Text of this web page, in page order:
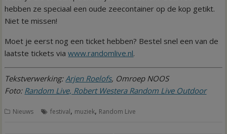
hebben ze speciaal een oude zeecontainer op de kop getikt.
Niet te missen!
Moet je eerst nog een ticket hebben? Bestel snel een van de
laatste tickets viawww.randomlive.nl.
Tekstverwerking: Arjen Roelofs, Omroep NOOS
Foto: Random Live, Robert Westera Random Live Outdoor
Nieuws festival, muziek, Random Live